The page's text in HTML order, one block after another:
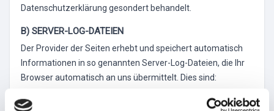
Datenschutzerklärung gesondert behandelt.
B) SERVER-LOG-DATEIEN
Der Provider der Seiten erhebt und speichert automatisch
Informationen in so genannten Server-Log-Dateien, die Ihr
Browser automatisch an uns übermittelt. Dies sind: